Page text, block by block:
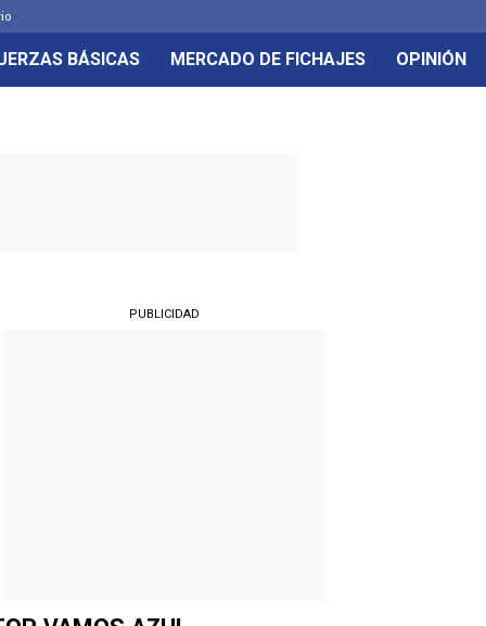
BÁSICAS MERCADO DE FICHAJES OPINIÓN
PUBLICIDAD